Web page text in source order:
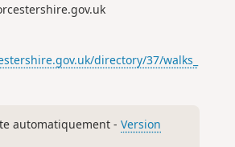
directory/37/walks_
automatiquement -Version